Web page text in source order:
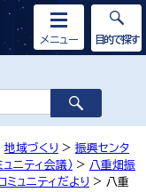
メニュー 目的で探す
地域づくり > 振興センタ
ニティ会議） > 八重畑振
ミュニティだより > 八重